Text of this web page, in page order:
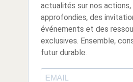
actualités sur nos actions,
approfondies, des
événements et des
exclusives. Ensemble,
futur durable.